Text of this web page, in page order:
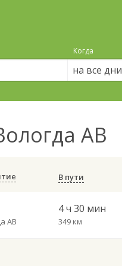
Когда
на все дни
АВ
В пути
АВ
4 ч 30 мин
349 км